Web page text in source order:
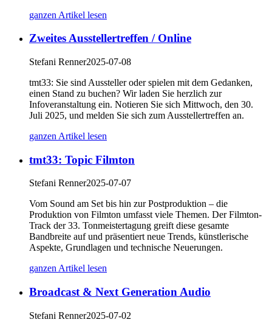
ganzen Artikel lesen
Zweites Ausstellertreffen / Online
Stefani Renner2025-07-08
tmt33: Sie sind Aussteller oder spielen mit dem Gedanken,
einen Stand zu buchen? Wir laden Sie herzlich zur
Infoveranstaltung ein. Notieren Sie sich Mittwoch, den 30.
Juli 2025, und melden Sie sich zum Ausstellertreffen an.
ganzen Artikel lesen
tmt33: Topic Filmton
Stefani Renner2025-07-07
Vom Sound am Set bis hin zur Postproduktion – die
Produktion von Filmton umfasst viele Themen. Der Filmton-
Track der 33. Tonmeistertagung greift diese gesamte
Bandbreite auf und präsentiert neue Trends, künstlerische
Aspekte, Grundlagen und technische Neuerungen.
ganzen Artikel lesen
Broadcast & Next Generation Audio
Stefani Renner2025-07-02